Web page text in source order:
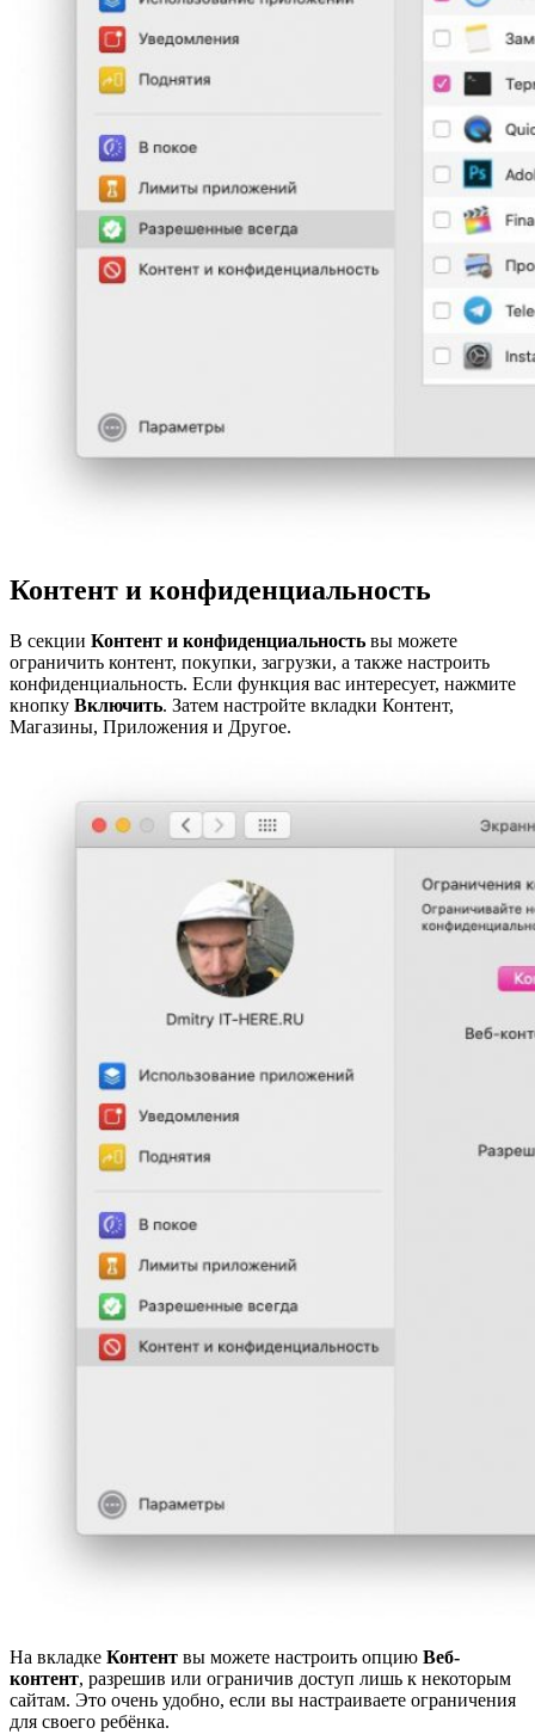
Контент и конфиденциальность
В секции Контент и конфиденциальность вы можете
ограничить контент, покупки, загрузки, а также настроить
конфиденциальность. Если функция вас интересует, нажмите
кнопку Включить. Затем настройте вкладки Контент,
Магазины, Приложения и Другое.
На вкладке Контент вы можете настроить опцию Веб-
контент, разрешив или ограничив доступ лишь к некоторым
сайтам. Это очень удобно, если вы настраиваете ограничения
для своего ребёнка.